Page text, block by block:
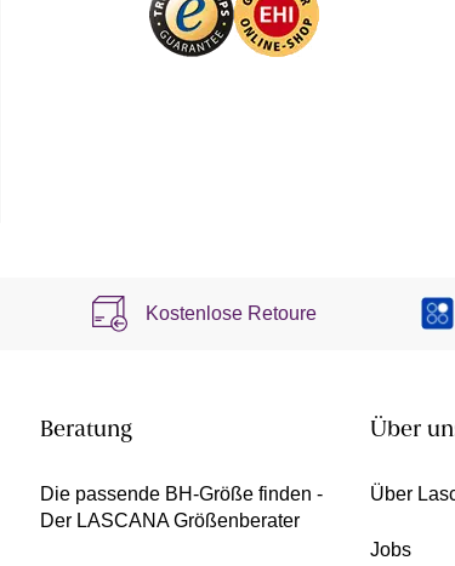
Kostenlose Retoure
Beratung
Die passende BH-Größe finden -
Der LASCANA Größenberater
Über
Über
Jobs